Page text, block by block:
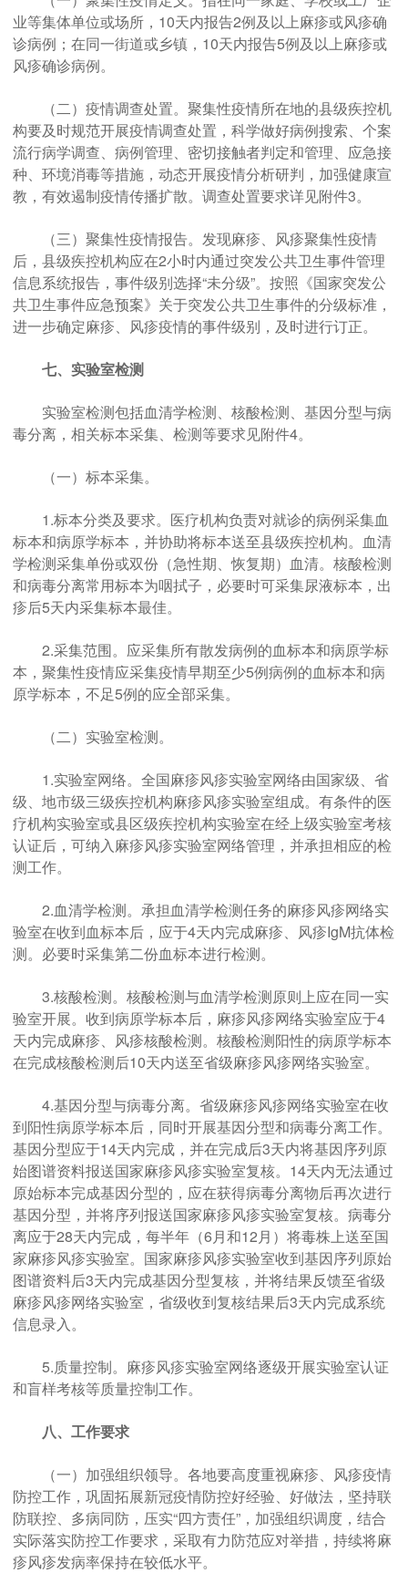
业等集体单位或场所，10天内报告2例及以上麻疹或风疹确
诊病例；在同一街道或乡镇，10天内报告5例及以上麻疹或
风疹确诊病例。
（二）疫情调查处置。聚集性疫情所在地的县级疾控机
构要及时规范开展疫情调查处置，科学做好病例搜索、个案
流行病学调查、病例管理、密切接触者判定和管理、应急接
种、环境消毒等措施，动态开展疫情分析研判，加强健康宣
教，有效遏制疫情传播扩散。调查处置要求详见附件3。
（三）聚集性疫情报告。发现麻疹、风疹聚集性疫情
后，县级疾控机构应在2小时内通过突发公共卫生事件管理
信息系统报告，事件级别选择“未分级”。按照《国家突发公
共卫生事件应急预案》关于突发公共卫生事件的分级标准，
进一步确定麻疹、风疹疫情的事件级别，及时进行订正。
七、实验室检测
实验室检测包括血清学检测、核酸检测、基因分型与病
毒分离，相关标本采集、检测等要求见附件4。
（一）标本采集。
1.标本分类及要求。医疗机构负责对就诊的病例采集血
标本和病原学标本，并协助将标本送至县级疾控机构。血清
学检测采集单份或双份（急性期、恢复期）血清。核酸检测
和病毒分离常用标本为咽拭子，必要时可采集尿液标本，出
疹后5天内采集标本最佳。
2.采集范围。应采集所有散发病例的血标本和病原学标
本，聚集性疫情应采集疫情早期至少5例病例的血标本和病
原学标本，不足5例的应全部采集。
（二）实验室检测。
1.实验室网络。全国麻疹风疹实验室网络由国家级、省
级、地市级三级疾控机构麻疹风疹实验室组成。有条件的医
疗机构实验室或县区级疾控机构实验室在经上级实验室考核
认证后，可纳入麻疹风疹实验室网络管理，并承担相应的检
测工作。
2.血清学检测。承担血清学检测任务的麻疹风疹网络实
验室在收到血标本后，应于4天内完成麻疹、风疹IgM抗体检
测。必要时采集第二份血标本进行检测。
3.核酸检测。核酸检测与血清学检测原则上应在同一实
验室开展。收到病原学标本后，麻疹风疹网络实验室应于4
天内完成麻疹、风疹核酸检测。核酸检测阳性的病原学标本
在完成核酸检测后10天内送至省级麻疹风疹网络实验室。
4.基因分型与病毒分离。省级麻疹风疹网络实验室在收
到阳性病原学标本后，同时开展基因分型和病毒分离工作。
基因分型应于14天内完成，并在完成后3天内将基因序列原
始图谱资料报送国家麻疹风疹实验室复核。14天内无法通过
原始标本完成基因分型的，应在获得病毒分离物后再次进行
基因分型，并将序列报送国家麻疹风疹实验室复核。病毒分
离应于28天内完成，每半年（6月和12月）将毒株上送至国
家麻疹风疹实验室。国家麻疹风疹实验室收到基因序列原始
图谱资料后3天内完成基因分型复核，并将结果反馈至省级
麻疹风疹网络实验室，省级收到复核结果后3天内完成系统
信息录入。
5.质量控制。麻疹风疹实验室网络逐级开展实验室认证
和盲样考核等质量控制工作。
八、工作要求
（一）加强组织领导。各地要高度重视麻疹、风疹疫情
防控工作，巩固拓展新冠疫情防控好经验、好做法，坚持联
防联控、多病同防，压实“四方责任”，加强组织调度，结合
实际落实防控工作要求，采取有力防范应对举措，持续将麻
疹风疹发病率保持在较低水平。